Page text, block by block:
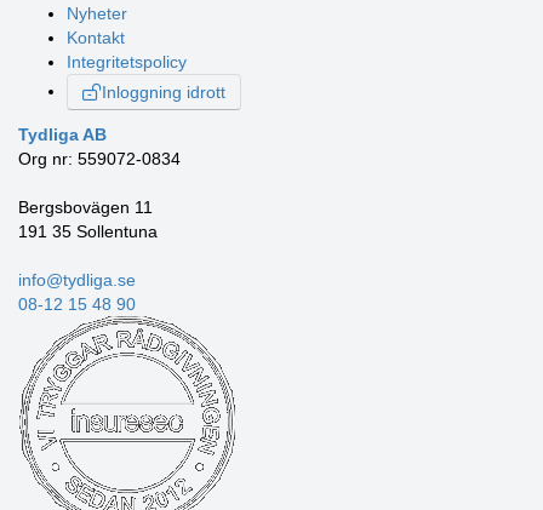
Nyheter
Kontakt
Integritetspolicy
Inloggning idrott
Tydliga AB
Org nr: 559072-0834
Bergsbovägen 11
191 35 Sollentuna
info@tydliga.se
08-12 15 48 90